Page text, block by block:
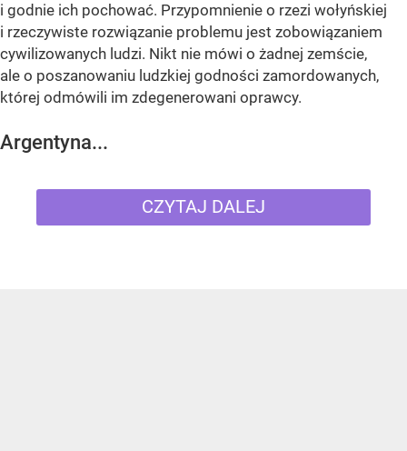
i godnie ich pochować. Przypomnienie o rzezi wołyńskiej
i rzeczywiste rozwiązanie problemu jest zobowiązaniem
cywilizowanych ludzi. Nikt nie mówi o żadnej zemście,
ale o poszanowaniu ludzkiej godności zamordowanych,
której odmówili im zdegenerowani oprawcy.
Argentyna...
CZYTAJ DALEJ